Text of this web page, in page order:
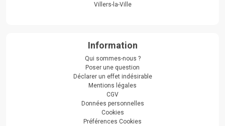
Villers-la-Ville
Information
Qui sommes-nous ?
Poser une question
Déclarer un effet indésirable
Mentions légales
CGV
Données personnelles
Cookies
Préférences Cookies